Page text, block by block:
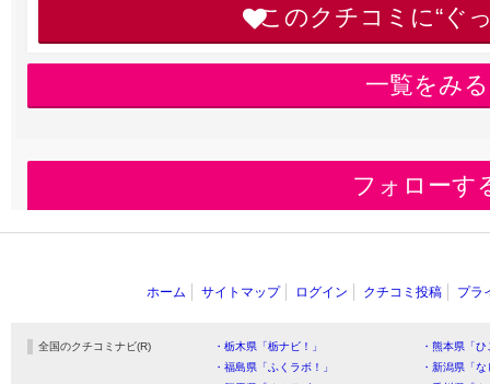
このクチコミに“ぐ
一覧をみる
フォローす
ホーム サイトマップ ログイン クチコミ投稿 プラ
全国のクチコミナビ(R) ・栃木県「栃ナビ！」
・熊本県「
・福島県「ふくラボ！」
・新潟県「